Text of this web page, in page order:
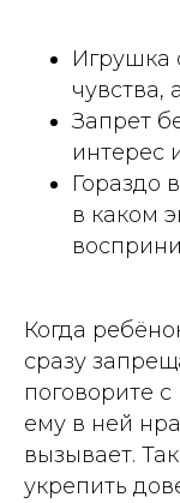
Игрушка
чувства,
Запрет
интерес
Гораздо
в каком
Когда
сразу
поговорите
ему в ней
вызывает.
укрепить